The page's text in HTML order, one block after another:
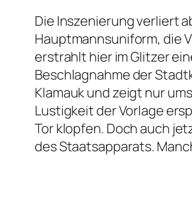
Die Inszenierung verliert
Hauptmannsuniform, die
erstrahlt hier im Glitzer
Beschlagnahme der
Klamauk und zeigt nur
Lustigkeit der Vorlage
Tor klopfen. Doch auch
des Staatsapparats.